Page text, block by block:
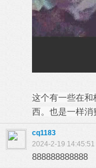
这个有一些在
西。也是一样消
cq1183
2024-2-19 14:45:51
888888888888